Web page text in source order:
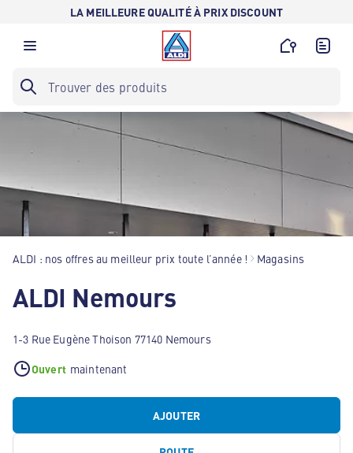
LA MEILLEURE QUALITÉ À PRIX DISCOUNT
ALDI : nos offres au meilleur prix toute l’année ! Magasins
ALDI Nemours
1-3 Rue Eugène Thoison 77140 Nemours
Ouvert maintenant
AJOUTER